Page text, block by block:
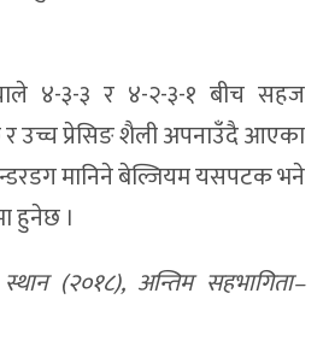
४-३-३ र ४-२-३-१ बीच सहज
र उच्च प्रेसिङ शैली अपनाउँदै आएका
मानिने बेल्जियम यसपटक भने
हुनेछ ।
(२०१८), अन्तिम सहभागिता–